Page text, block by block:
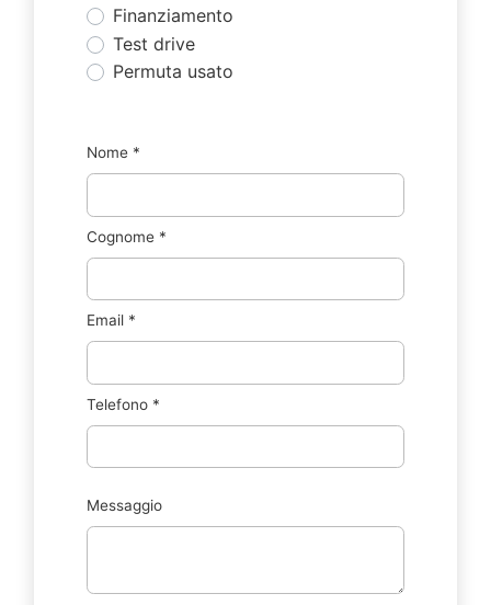
Finanziamento
Test drive
Permuta usato
Nome *
Cognome *
Email *
Telefono *
Messaggio